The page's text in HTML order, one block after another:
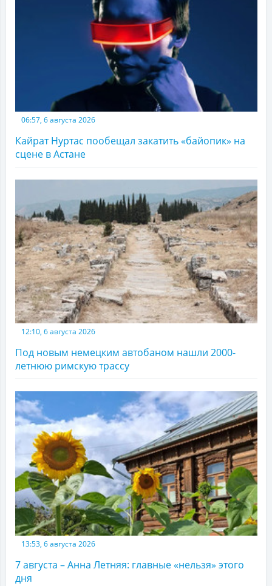
06:57, 6 августа 2026
Кайрат Нуртас пообещал закатить «байопик» на
сцене в Астане
12:10, 6 августа 2026
Под новым немецким автобаном нашли 2000-
летнюю римскую трассу
13:53, 6 августа 2026
7 августа – Анна Летняя: главные «нельзя» этого
дня